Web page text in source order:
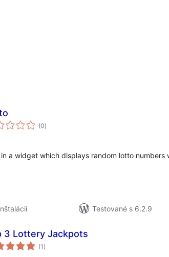
(0celkové
hodnotenie
)
a widget which displays random lotto numbers
Testované s 6.2.9
3 Lottery Jackpots
(1 celkové
hodnotenie
)